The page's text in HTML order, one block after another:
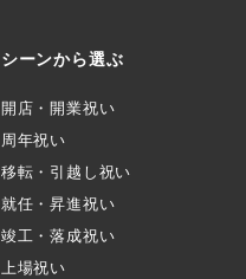
シーンから選ぶ
開店・開業祝い
周年祝い
移転・引越し祝い
就任・昇進祝い
竣工・落成祝い
上場祝い